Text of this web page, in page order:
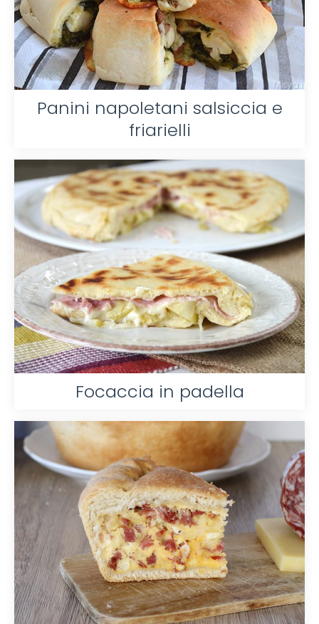
Panini napoletani salsiccia e
friarielli
Focaccia in padella